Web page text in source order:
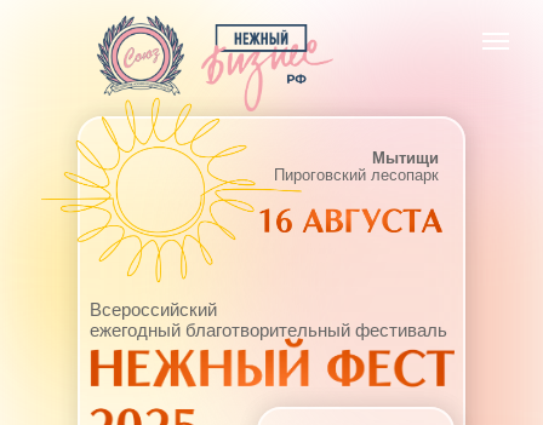
Мытищи
Пироговский лесопарк
Всероссийский
ежегодный благотворительный фестиваль